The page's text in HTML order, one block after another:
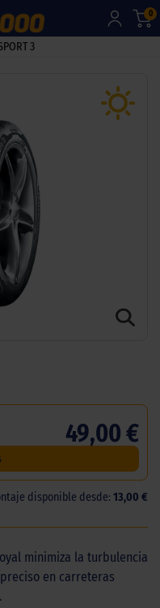
0
3
49,00 €
disponible desde: 13,00 €
minimiza la turbulencia
en carreteras